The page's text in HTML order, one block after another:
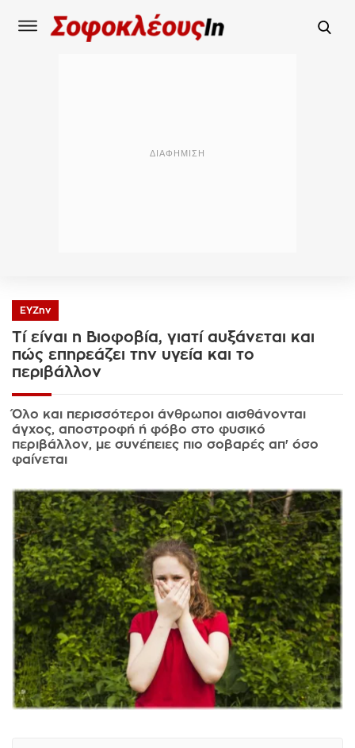
ΕΥΖην
Τί είναι η Βιοφοβία, γιατί αυξάνεται και
πώς επηρεάζει την υγεία και το
περιβάλλον
Όλο και περισσότεροι άνθρωποι αισθάνονται
άγχος, αποστροφή ή φόβο στο φυσικό
περιβάλλον, με συνέπειες πιο σοβαρές απ' όσο
φαίνεται